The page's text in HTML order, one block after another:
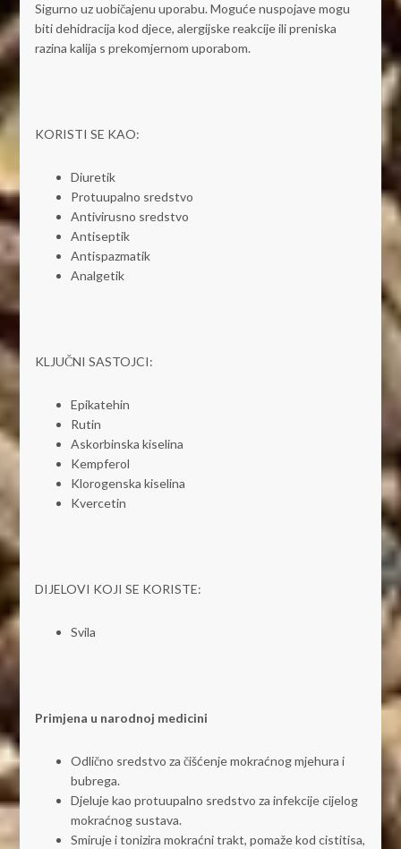
Sigurno uz uobičajenu uporabu. Moguće nuspojave mogu
biti dehidracija kod djece, alergijske reakcije ili preniska
razina kalija s prekomjernom uporabom.
KORISTI SE KAO:
Diuretik
Protuupalno sredstvo
Antivirusno sredstvo
Antiseptik
Antispazmatik
Analgetik
KLJUČNI SASTOJCI:
Epikatehin
Rutin
Askorbinska kiselina
Kempferol
Klorogenska kiselina
Kvercetin
DIJELOVI KOJI SE KORISTE:
Svila
Primjena u narodnoj medicini
Odlično sredstvo za čišćenje mokraćnog mjehura i
bubrega.
Djeluje kao protuupalno sredstvo za infekcije cijelog
mokraćnog sustava.
Smiruje i tonizira mokraćni trakt, pomaže kod cistitisa,